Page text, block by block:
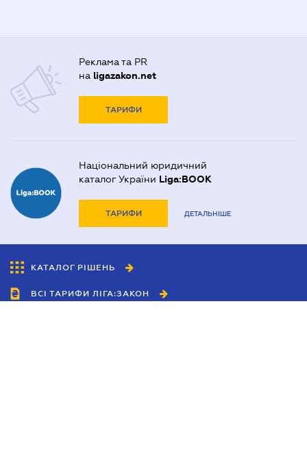
Реклама та PR
на ligazakon.net
ТАРИФИ
Національний юридичний
каталог України Liga:BOOK
ТАРИФИ ДЕТАЛЬНІШЕ
КАТАЛОГ РІШЕНЬ
ВСІ ТАРИФИ ЛІГА:ЗАКОН